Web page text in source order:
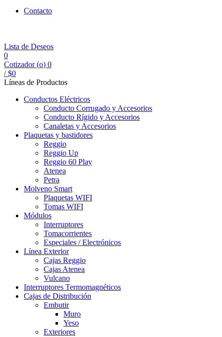
Contacto
Lista de Deseos
0
Cotizador (o) 0
/ $0
Líneas de Productos
Conductos Eléctricos
Conducto Corrugado y Accesorios
Conducto Rígido y Accesorios
Canaletas y Accesorios
Plaquetas y bastidores
Reggio
Reggio Up
Reggio 60 Play
Atenea
Petra
Molveno Smart
Plaquetas WIFI
Tomas WIFI
Módulos
Interruptores
Tomacorrientes
Especiales / Electrónicos
Línea Exterior
Cajas Reggio
Cajas Atenea
Vulcano
Interruptores Termomagnéticos
Cajas de Distribución
Embutir
Muro
Yeso
Exteriores